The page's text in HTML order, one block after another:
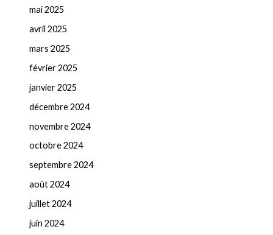
mai 2025
avril 2025
mars 2025
février 2025
janvier 2025
décembre 2024
novembre 2024
octobre 2024
septembre 2024
août 2024
juillet 2024
juin 2024